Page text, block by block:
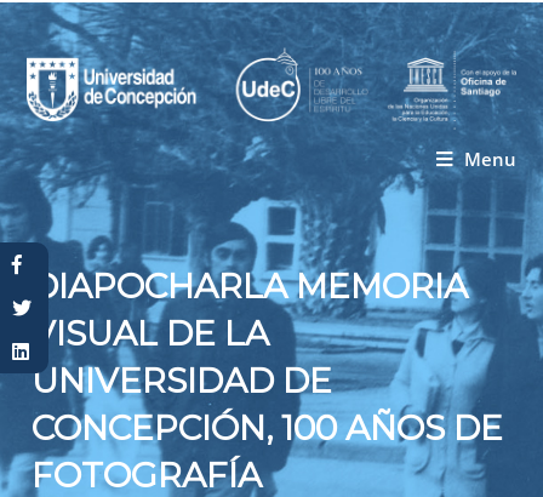
Menu
Usted está aquí
DIAPOCHARLA MEMORIA
VISUAL DE LA
UNIVERSIDAD DE
CONCEPCIÓN, 100 AÑOS DE
FOTOGRAFÍA